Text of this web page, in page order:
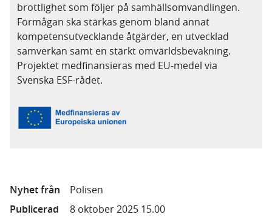
brottlighet som följer på samhällsomvandlingen.
Förmågan ska stärkas genom bland annat
kompetensutvecklande åtgärder, en utvecklad
samverkan samt en stärkt omvärldsbevakning.
Projektet medfinansieras med EU-medel via
Svenska ESF-rådet.
Nyhet från
Polisen
Publicerad
8 oktober 2025 15.00